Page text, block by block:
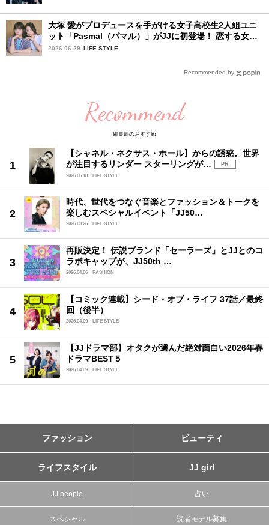
大塚 愛がプロデュースを手がける女子高校生2人組ユニ
ット「Pasmal（パマル）」がJJに初登場！ 恋する女の
コのキュンキュンする感情を歌った最新曲「BULL」を
2026.06.29 LIFE STYLE
Recommended by
Recommend
編集部のおすすめ
【シャネル・ネクサス・ホール】からの誘惑。世界
が注目するリンダー スターリングが…
PR
2026.06.18
LIFE STYLE
時代、世代をつなぐ音楽とファッション＆トークを
楽しむスペシャルイベント「JJ50…
2026.03.26 LIFE STYLE
再販決定！ 伝説ブランド「セーラーズ」とJJとのコ
ラボキャップが、JJ50th …
2026.04.06 FASHION
【コミック連載】シード・オブ・ライフ 37話／最終
回（後半）
2026.04.09 LIFE STYLE
【JJドラマ部】オタクが選んだ絶対面白い2026年春
ドラマBEST５
2026.04.09 LIFE STYLE
ファッション ビューティ
ライフスタイル JJ girl
JJ people 占い
スペシャル 読者モデル募集